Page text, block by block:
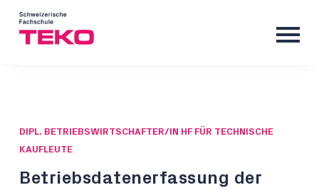
DIPL. BETRIEBSWIRTSCHAFTER/IN HF FÜR TECHNISCHE
KAUFLEUTE
Betriebsdatenerfassung der